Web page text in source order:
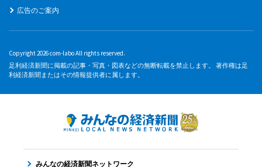
広告のご案内
Copyright 2026 com-labo All rights reserved.
足利経済新聞に掲載の記事・写真・図表などの無断転載を禁止します。 著作権は足
利経済新聞またはその情報提供者に属します。
みんなの経済新聞ネットワーク